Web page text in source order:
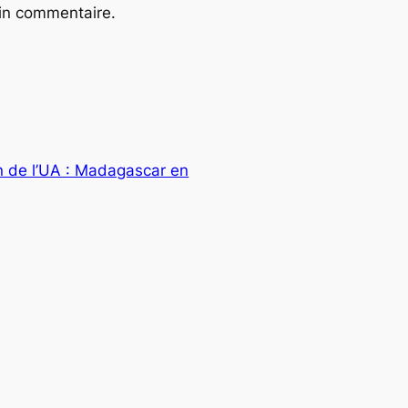
commentaire.
l’UA : Madagascar en